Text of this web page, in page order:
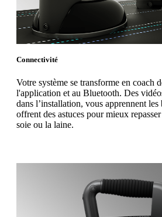
Connectivité
Votre système se transforme en coach
l'application et au Bluetooth. Des
dans l’installation, vous apprennent les
offrent des astuces pour mieux
soie ou la laine.